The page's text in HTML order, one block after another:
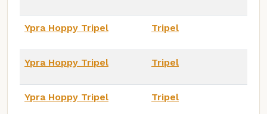
Ypra Hoppy Tripel Tripel
Ypra Hoppy Tripel Tripel
Ypra Hoppy Tripel Tripel